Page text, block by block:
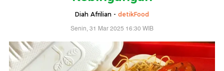
Diah Afrilian - detikFood
Senin, 31 Mar 2025 16:30 WIB